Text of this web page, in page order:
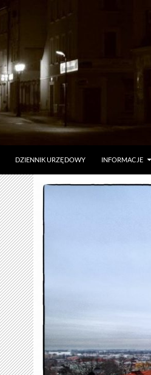
DZIENNIK URZĘDOWY INFORMACJE